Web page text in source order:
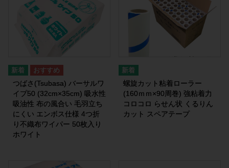
つばさ(Tsubasa) バーサルワ
イプ50 (32cm×35cm) 吸水性
吸油性 布の風合い 毛羽立ち
にくい エンボス仕様 4つ折
り不織布ワイパー 50枚入り
ホワイト
螺旋カット粘着ローラー
(160ｍｍ×90周巻) 強粘着力
コロコロ らせん状 くるりん
カット スペアテープ